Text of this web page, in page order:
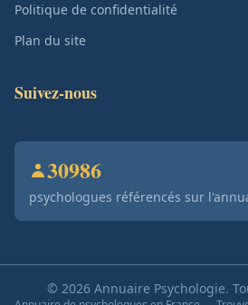
Politique de confidentialité
Plan du site
Suivez-nous
30986
psychologues référencés sur
© 2026 Annuaire Psychologie.